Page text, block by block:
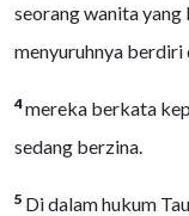
seorang wanita yang
menyuruhnya berdiri
4mereka berkata
sedang berzina.
5 Di dalam hukum